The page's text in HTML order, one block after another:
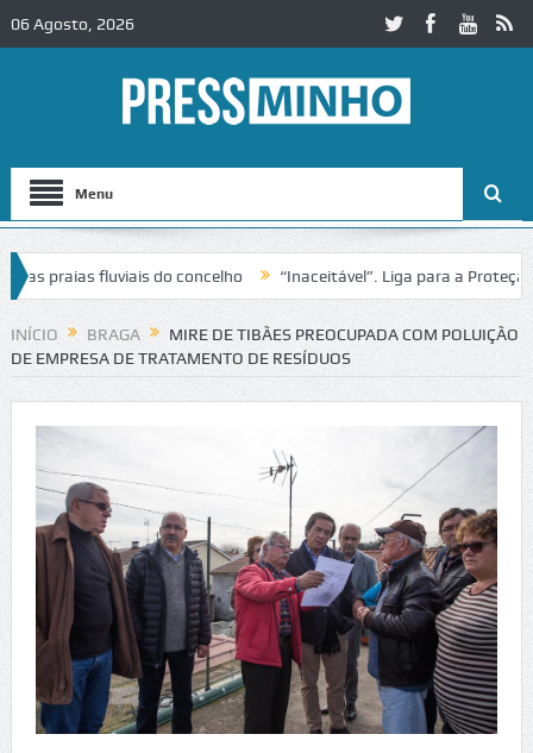
06 Agosto, 2026
Menu
praias fluviais do concelho “Inaceitável”. Liga para a Proteção
de trânsito no IC2 em Alcobaça Igreja do Castelo de Cerveira
INÍCIO BRAGA
MIRE DE TIBÃES PREOCUPADA COM POLUIÇÃO
DE EMPRESA DE TRATAMENTO DE RESÍDUOS